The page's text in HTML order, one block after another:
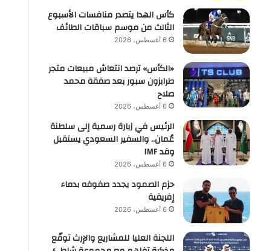
كأس الهدا يتصدر منافسات الأسبوع
الثالث من موسم سباقات الطائف
6 أغسطس، 2026
«الكأس» ترصد انتعاش مبيعات متجر
طرابزون سبور بعد صفقة محمد
صلاح
6 أغسطس، 2026
الرئيس في زيارة رسمية إلى سلطنة
عُمان.. والسفير السعودي يستقبل
وفد IMF
6 أغسطس، 2026
حزم الصمود يجدد صفوفه بدماء
إفريقية
6 أغسطس، 2026
اللجنة العليا للمشاريع والإرث توقّع